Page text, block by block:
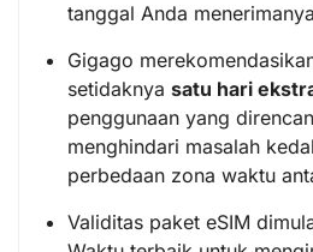
tanggal Anda
Gigago
setidaknya satu hari
penggunaan yang
menghindari masalah
perbedaan zona waktu
Validitas paket eSIM